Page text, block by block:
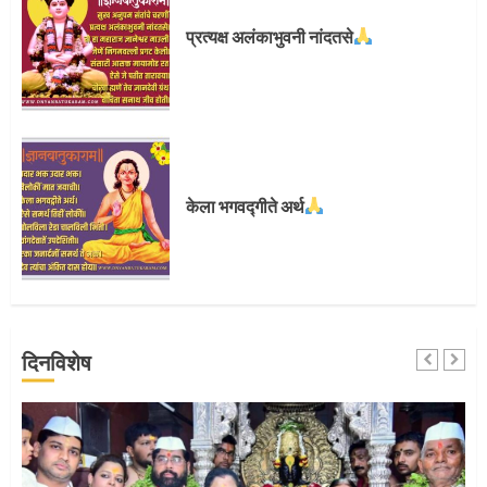
प्रत्यक्ष अलंकाभुवनी नांदतसे
केला भगवद्गीते अर्थ
दिनविशेष
3
4
5